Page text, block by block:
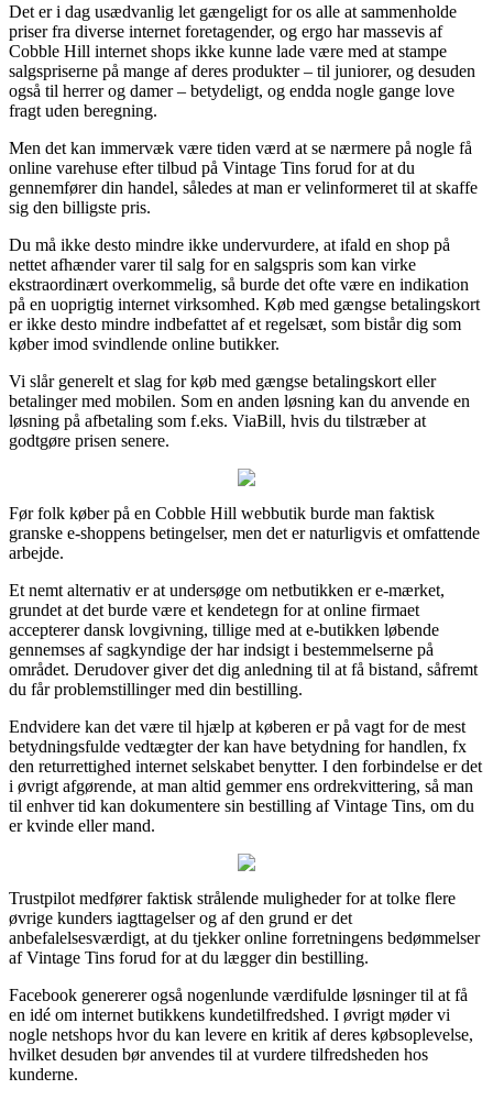
Det er i dag usædvanlig let gængeligt for os alle at sammenholde
priser fra diverse internet foretagender, og ergo har massevis af
Cobble Hill internet shops ikke kunne lade være med at stampe
salgspriserne på mange af deres produkter – til juniorer, og desuden
også til herrer og damer – betydeligt, og endda nogle gange love
fragt uden beregning.
Men det kan immervæk være tiden værd at se nærmere på nogle få
online varehuse efter tilbud på Vintage Tins forud for at du
gennemfører din handel, således at man er velinformeret til at skaffe
sig den billigste pris.
Du må ikke desto mindre ikke undervurdere, at ifald en shop på
nettet afhænder varer til salg for en salgspris som kan virke
ekstraordinært overkommelig, så burde det ofte være en indikation
på en uoprigtig internet virksomhed. Køb med gængse betalingskort
er ikke desto mindre indbefattet af et regelsæt, som bistår dig som
køber imod svindlende online butikker.
Vi slår generelt et slag for køb med gængse betalingskort eller
betalinger med mobilen. Som en anden løsning kan du anvende en
løsning på afbetaling som f.eks. ViaBill, hvis du tilstræber at
godtgøre prisen senere.
Før folk køber på en Cobble Hill webbutik burde man faktisk
granske e-shoppens betingelser, men det er naturligvis et omfattende
arbejde.
Et nemt alternativ er at undersøge om netbutikken er e-mærket,
grundet at det burde være et kendetegn for at online firmaet
accepterer dansk lovgivning, tillige med at e-butikken løbende
gennemses af sagkyndige der har indsigt i bestemmelserne på
området. Derudover giver det dig anledning til at få bistand, såfremt
du får problemstillinger med din bestilling.
Endvidere kan det være til hjælp at køberen er på vagt for de mest
betydningsfulde vedtægter der kan have betydning for handlen, fx
den returrettighed internet selskabet benytter. I den forbindelse er det
i øvrigt afgørende, at man altid gemmer ens ordrekvittering, så man
til enhver tid kan dokumentere sin bestilling af Vintage Tins, om du
er kvinde eller mand.
Trustpilot medfører faktisk strålende muligheder for at tolke flere
øvrige kunders iagttagelser og af den grund er det
anbefalelsesværdigt, at du tjekker online forretningens bedømmelser
af Vintage Tins forud for at du lægger din bestilling.
Facebook genererer også nogenlunde værdifulde løsninger til at få
en idé om internet butikkens kundetilfredshed. I øvrigt møder vi
nogle netshops hvor du kan levere en kritik af deres købsoplevelse,
hvilket desuden bør anvendes til at vurdere tilfredsheden hos
kunderne.